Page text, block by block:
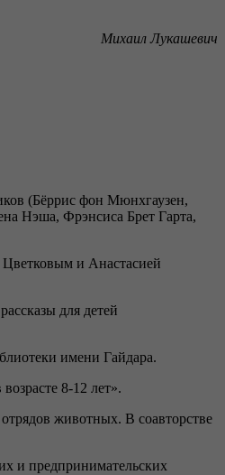
Михаил Лукашевич
(Бёррис фон Мюнхгаузен,
Нэша, Фрэнсиса Брет Гарта,
Цветковым и Анастасией
для детей
имени Гайдара.
8-12 лет».
животных. В соавторстве
и предпринимательских